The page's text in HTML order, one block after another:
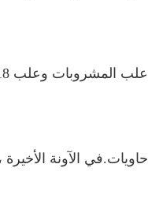
علب المشروبات وعلب 18 لتر وعلب فنية.انها
حاويات.في الآونة